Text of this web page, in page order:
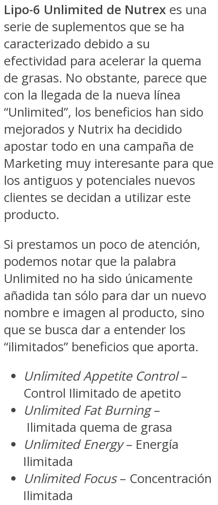
Lipo-6 Unlimited de Nutrex es una
serie de suplementos que se ha
caracterizado debido a su
efectividad para acelerar la quema
de grasas. No obstante, parece que
con la llegada de la nueva línea
“Unlimited”, los beneficios han sido
mejorados y Nutrix ha decidido
apostar todo en una campaña de
Marketing muy interesante para que
los antiguos y potenciales nuevos
clientes se decidan a utilizar este
producto.
Si prestamos un poco de atención,
podemos notar que la palabra
Unlimited no ha sido únicamente
añadida tan sólo para dar un nuevo
nombre e imagen al producto, sino
que se busca dar a entender los
“ilimitados” beneficios que aporta.
Unlimited Appetite Control–
Control Ilimitado de apetito
Unlimited Fat Burning–
Ilimitada quema de grasa
Unlimited Energy– Energía
Ilimitada
Unlimited Focus– Concentración
Ilimitada